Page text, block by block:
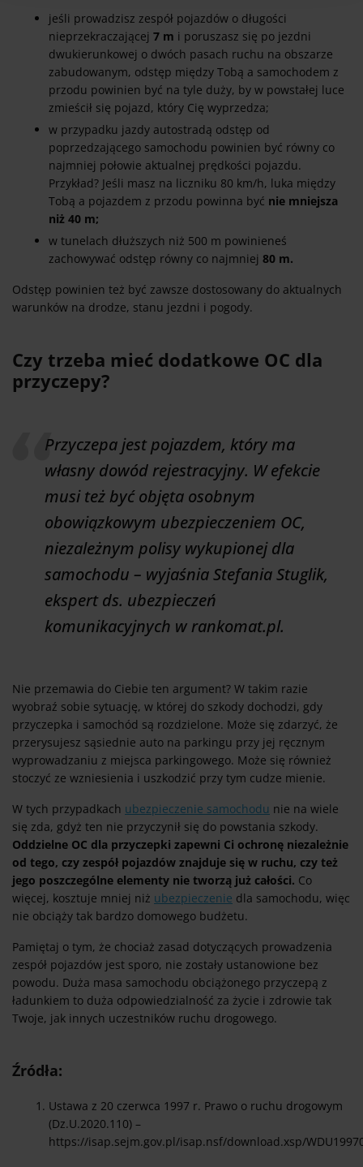
jeśli prowadzisz zespół pojazdów o długości
nieprzekraczającej 7 m i poruszasz się po jezdni
dwukierunkowej o dwóch pasach ruchu na obszarze
zabudowanym, odstęp między Tobą a samochodem z
przodu powinien być na tyle duży, by w powstałej luce
zmieścił się pojazd, który Cię wyprzedza;
w przypadku jazdy autostradą odstęp od
poprzedzającego samochodu powinien być równy co
najmniej połowie aktualnej prędkości pojazdu.
Przykład? Jeśli masz na liczniku 80 km/h, luka między
Tobą a pojazdem z przodu powinna być nie mniejsza
niż 40 m;
w tunelach dłuższych niż 500 m powinieneś
zachowywać odstęp równy co najmniej 80 m.
Odstęp powinien też być zawsze dostosowany do aktualnych
warunków na drodze, stanu jezdni i pogody.
Czy trzeba mieć dodatkowe OC dla
przyczepy?
Przyczepa jest pojazdem, który ma
własny dowód rejestracyjny. W efekcie
musi też być objęta osobnym
obowiązkowym ubezpieczeniem OC,
niezależnym polisy wykupionej dla
samochodu – wyjaśnia Stefania Stuglik,
ekspert ds. ubezpieczeń
komunikacyjnych w rankomat.pl.
Nie przemawia do Ciebie ten argument? W takim razie
wyobraź sobie sytuację, w której do szkody dochodzi, gdy
przyczepka i samochód są rozdzielone. Może się zdarzyć, że
przerysujesz sąsiednie auto na parkingu przy jej ręcznym
wyprowadzaniu z miejsca parkingowego. Może się również
stoczyć ze wzniesienia i uszkodzić przy tym cudze mienie.
W tych przypadkach ubezpieczenie samochodu nie na wiele
się zda, gdyż ten nie przyczynił się do powstania szkody.
Oddzielne OC dla przyczepki zapewni Ci ochronę niezależnie
od tego, czy zespół pojazdów znajduje się w ruchu, czy też
jego poszczególne elementy nie tworzą już całości. Co
więcej, kosztuje mniej niż ubezpieczenie dla samochodu, więc
nie obciąży tak bardzo domowego budżetu.
Pamiętaj o tym, że chociaż zasad dotyczących prowadzenia
zespół pojazdów jest sporo, nie zostały ustanowione bez
powodu. Duża masa samochodu obciążonego przyczepą z
ładunkiem to duża odpowiedzialność za życie i zdrowie tak
Twoje, jak innych uczestników ruchu drogowego.
Źródła:
Ustawa z 20 czerwca 1997 r. Prawo o ruchu drogowym
(Dz.U.2020.110) –
https://isap.sejm.gov.pl/isap.nsf/download.xsp/